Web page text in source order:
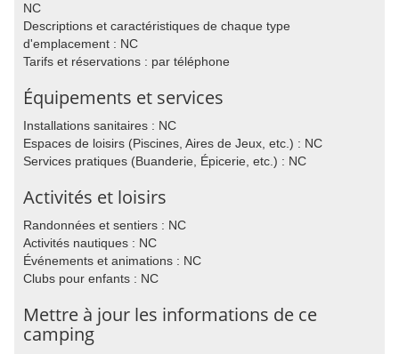
NC
Descriptions et caractéristiques de chaque type
d'emplacement : NC
Tarifs et réservations : par téléphone
Équipements et services
Installations sanitaires : NC
Espaces de loisirs (Piscines, Aires de Jeux, etc.) : NC
Services pratiques (Buanderie, Épicerie, etc.) : NC
Activités et loisirs
Randonnées et sentiers : NC
Activités nautiques : NC
Événements et animations : NC
Clubs pour enfants : NC
Mettre à jour les informations de ce
camping